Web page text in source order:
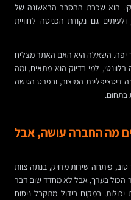
הוא שכבת ההסבר הראשונה של
ולעיתים גם נקודת הכניסה לחוויית
יפה. השאלה היא האם האתר מצליח
למי בדיוק הוא מתאים, ומה
דיסציפלינת המיצוב, ובפרט הגישה
בתחום.
מה החברה עושה, אבל
פיתחה שירות מדויק, בנתה צוות
הכול בערך, אבל לא מחדד שום דבר
במקום בידול מתקבל ניסוח